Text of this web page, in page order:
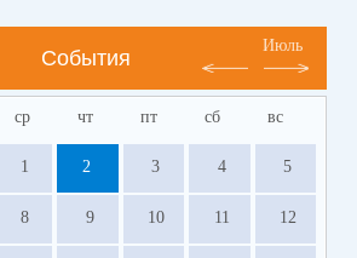
События
Июль
ср чт пт сб вс
1 2 3 4 5
8 9 10 11 12